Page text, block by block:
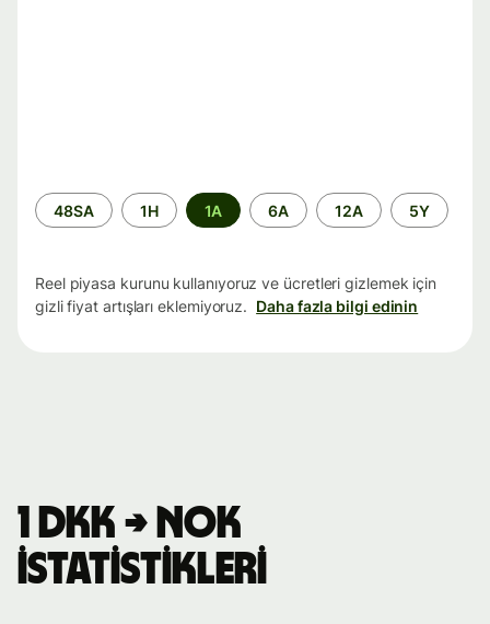
Zaman
aralığı
48SA 1H 1A 6A 12A 5Y
Reel piyasa kurunu kullanıyoruz ve ücretleri gizlemek için
gizli fiyat artışları eklemiyoruz. Daha fazla bilgi edinin
1 DKK → NOK
istatistikleri